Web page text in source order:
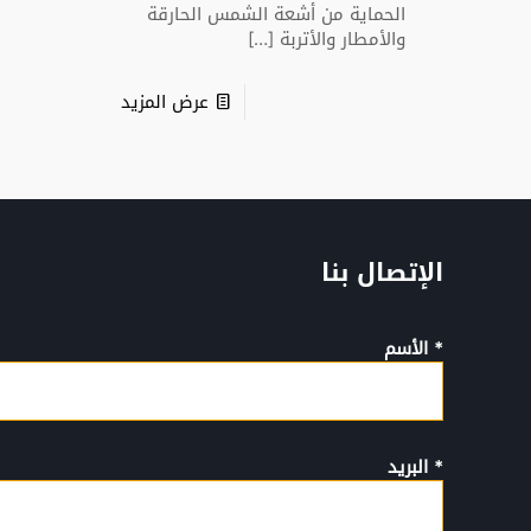
الحماية من أشعة الشمس الحارقة
والأمطار والأتربة […]
عرض المزيد
الإتصال بنا
* الأسم
* البريد